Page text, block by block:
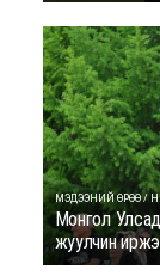
МЭДЭЭНИЙ ӨРӨӨ /
Монгол
жуулчин